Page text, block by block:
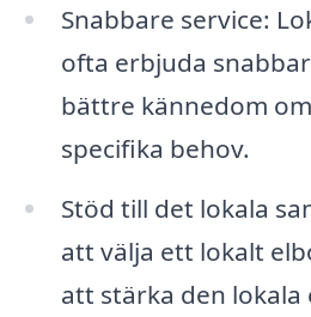
Snabbare service:
ofta erbjuda
bättre kännedom
specifika behov.
Stöd till det lokala
att välja ett lokalt
att stärka den lokala